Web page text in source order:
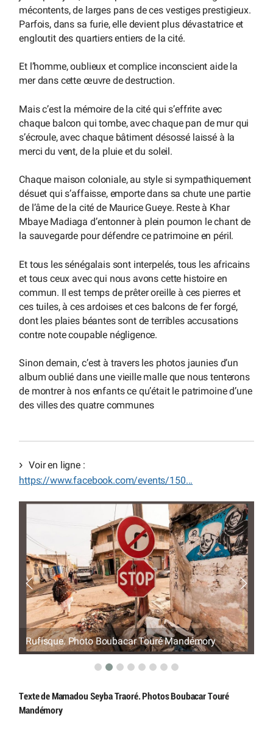
mécontents, de larges pans de ces vestiges prestigieux.
Parfois, dans sa furie, elle devient plus dévastatrice et
engloutit des quartiers entiers de la cité.
Et l’homme, oublieux et complice inconscient aide la
mer dans cette œuvre de destruction.
Mais c’est la mémoire de la cité qui s’effrite avec
chaque balcon qui tombe, avec chaque pan de mur qui
s’écroule, avec chaque bâtiment désossé laissé à la
merci du vent, de la pluie et du soleil.
Chaque maison coloniale, au style si sympathiquement
désuet qui s’affaisse, emporte dans sa chute une partie
de l’âme de la cité de Maurice Gueye. Reste à Khar
Mbaye Madiaga d’entonner à plein poumon le chant de
la sauvegarde pour défendre ce patrimoine en péril.
Et tous les sénégalais sont interpelés, tous les africains
et tous ceux avec qui nous avons cette histoire en
commun. Il est temps de prêter oreille à ces pierres et
ces tuiles, à ces ardoises et ces balcons de fer forgé,
dont les plaies béantes sont de terribles accusations
contre note coupable négligence.
Sinon demain, c’est à travers les photos jaunies d’un
album oublié dans une vieille malle que nous tenterons
de montrer à nos enfants ce qu’était le patrimoine d’une
des villes des quatre communes
Voir en ligne :
https://www.facebook.com/events/150...
Rufisque. Photo Boubacar Touré Mandémory
Texte de Mamadou Seyba Traoré. Photos Boubacar Touré
Mandémory